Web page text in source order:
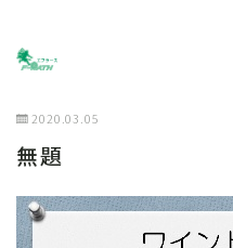
MENU
トップページ
プロフィール
2020.03.05
無題